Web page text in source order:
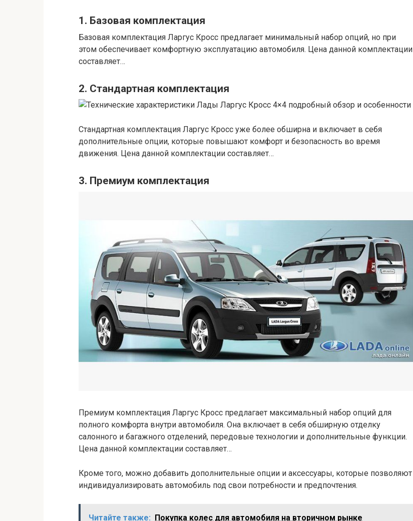
1. Базовая комплектация
Базовая комплектация Ларгус Кросс предлагает минимальный набор опций, но при
этом обеспечивает комфортную эксплуатацию автомобиля. Цена данной комплектации
составляет…
2. Стандартная комплектация
Стандартная комплектация Ларгус Кросс уже более обширна и включает в себя
дополнительные опции, которые повышают комфорт и безопасность во время
движения. Цена данной комплектации составляет…
3. Премиум комплектация
Премиум комплектация Ларгус Кросс предлагает максимальный набор опций для
полного комфорта внутри автомобиля. Она включает в себя обширную отделку
салонного и багажного отделений, передовые технологии и дополнительные функции.
Цена данной комплектации составляет…
Кроме того, можно добавить дополнительные опции и аксессуары, которые позволяют
индивидуализировать автомобиль под свои потребности и предпочтения.
Читайте также: Покупка колес для автомобиля на вторичном рынке